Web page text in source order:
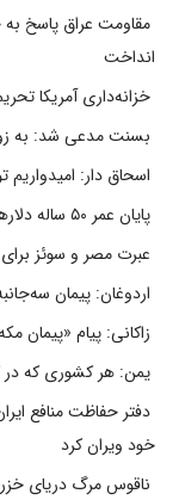
مقاومت عراق پاسخ به
انداخت
خزانه‌داری آمریکا
بسنت مدعی شد: به
اسحاق دار:
پایان عمر ۵۰ ساله دلارهای نفتی به دست ایران
عبرت مصر و سوئز برای
اردوغان: پیمان
زاکانی: پیام «پیمان
یمن: هر کشوری که در
دفتر حفاظت منافع
خود ویران کرد
ناقوس مرگ دریای خزر